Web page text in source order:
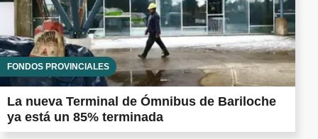
FONDOS PROVINCIALES
La nueva Terminal de Ómnibus de Bariloche
ya está un 85% terminada